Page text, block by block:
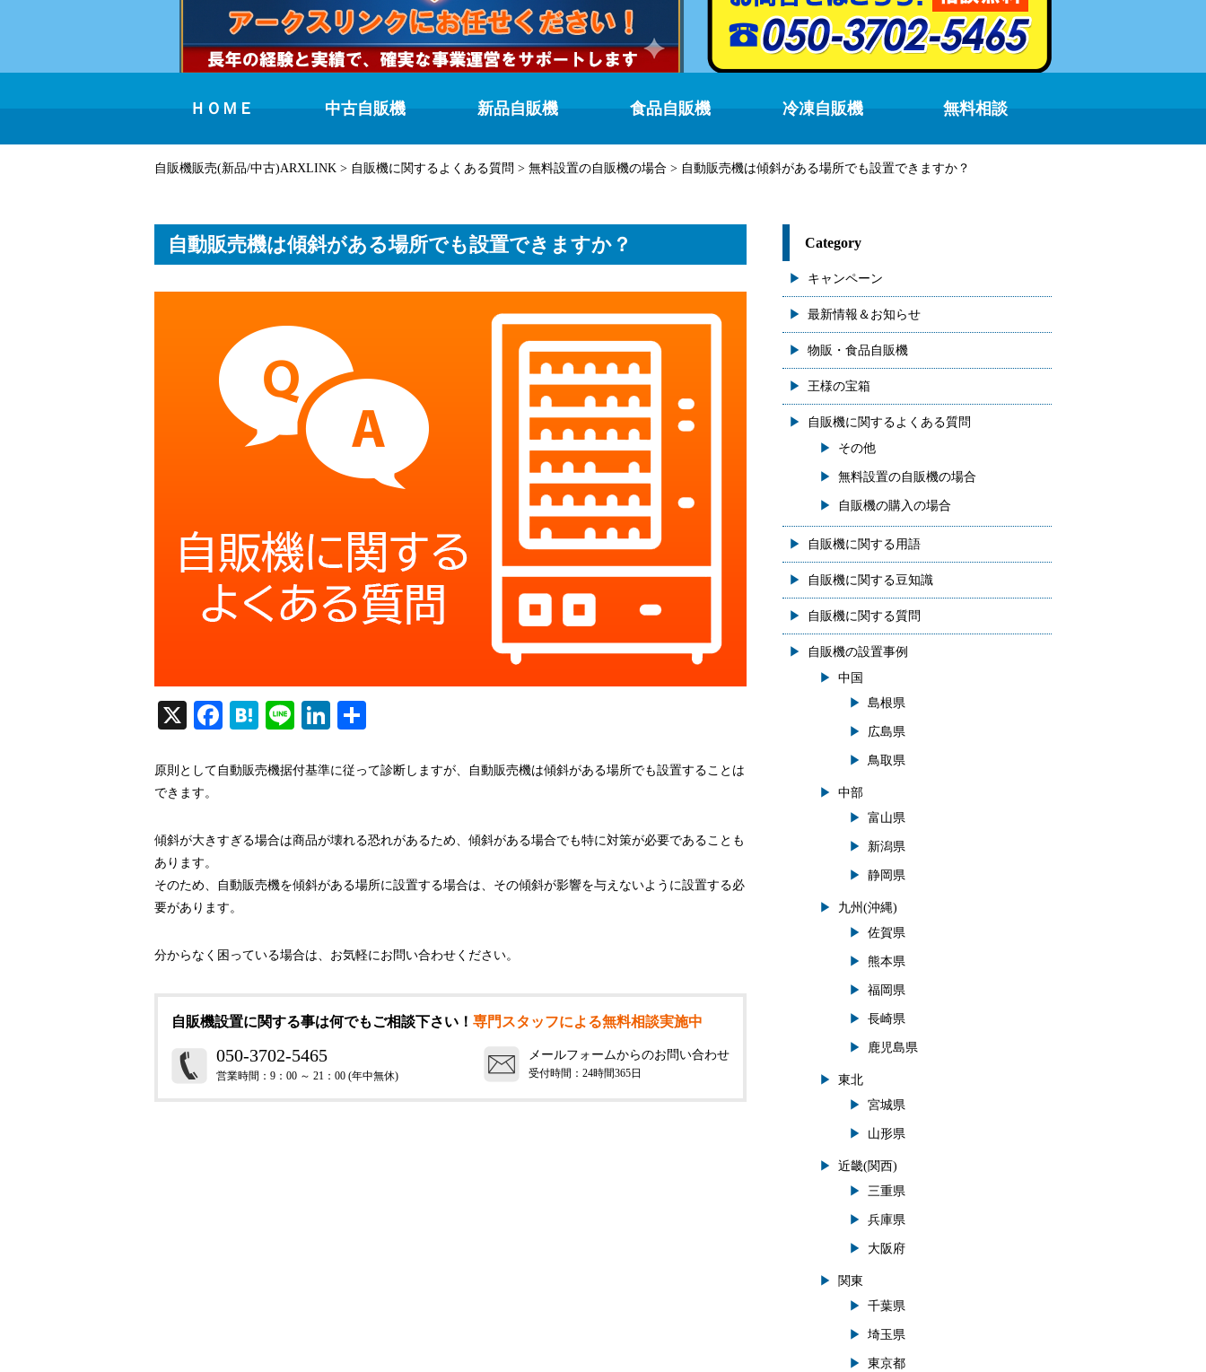
ＨＯＭＥ 中古自販機 新品自販機 食品自販機 冷凍自販機 無料相談
自販機販売(新品/中古)ARXLINK > 自販機に関するよくある質問 > 無料設置の自販機の場合 > 自動販売機は傾斜がある場所でも設置できますか？
自動販売機は傾斜がある場所でも設置できますか？
X
Fa
bo
H
en
Li
Li
ed
原則として自動販売機据付基準に従って診断しますが、自動販売機は傾斜がある場所でも設置することは
できます。
傾斜が大きすぎる場合は商品が壊れる恐れがあるため、傾斜がある場合でも特に対策が必要であることも
あります。
そのため、自動販売機を傾斜がある場所に設置する場合は、その傾斜が影響を与えないように設置する必
要があります。
分からなく困っている場合は、お気軽にお問い合わせください。
自販機設置に関する事は何でもご相談下さい！ 専門スタッフによる無料相談実施中
050-3702-5465
営業時間：9：00 ～ 21：00 (年中無休)
メールフォームからのお問い合わせ
受付時間：24時間365日
Category
キャンペーン
最新情報＆お知らせ
物販・食品自販機
王様の宝箱
自販機に関するよくある質問
その他
無料設置の自販機の場合
自販機の購入の場合
自販機に関する用語
自販機に関する豆知識
自販機に関する質問
自販機の設置事例
中国
島根県
広島県
鳥取県
中部
富山県
新潟県
静岡県
九州(沖縄)
佐賀県
熊本県
福岡県
長崎県
鹿児島県
東北
宮城県
山形県
近畿(関西)
三重県
兵庫県
大阪府
関東
千葉県
埼玉県
東京都